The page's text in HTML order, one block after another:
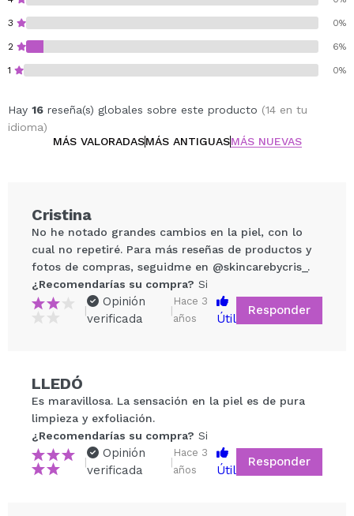
3 0%
2 6%
1 0%
Hay 16 reseña(s) globales sobre este producto (14 en tu
idioma)
MÁS VALORADASMÁS ANTIGUASMÁS NUEVAS
Tu vídeo podría ser el primero. Imagínatelo...
¿Recomendarías su compra?
5/5
Cristina
No he notado grandes cambios en la piel, con lo
cual no repetiré. Para más reseñas de productos y
fotos de compras, seguidme en @skincarebycris_.
¿Recomendarías su compra? Si
|
Opinión
verificada
|
Hace 3
años
Útil
Responder
LLEDÓ
Es maravillosa. La sensación en la piel es de pura
limpieza y exfoliación.
¿Recomendarías su compra? Si
|
Opinión
verificada
|
Hace 3
años
Útil
Responder